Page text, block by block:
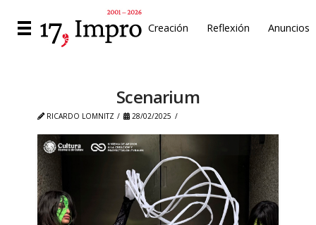
Creación Reflexión Anuncios
Scenarium
RICARDO LOMNITZ 28/02/2025